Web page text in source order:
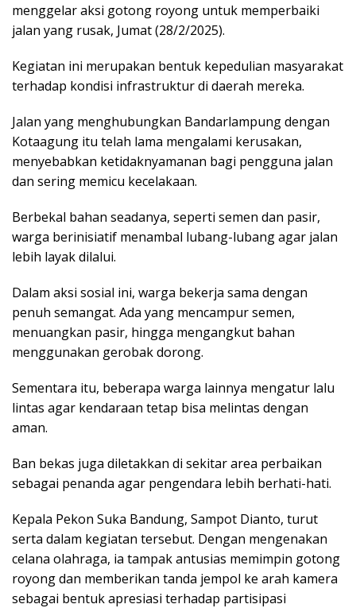
menggelar aksi gotong royong untuk memperbaiki
jalan yang rusak, Jumat (28/2/2025).
Kegiatan ini merupakan bentuk kepedulian masyarakat
terhadap kondisi infrastruktur di daerah mereka.
Jalan yang menghubungkan Bandarlampung dengan
Kotaagung itu telah lama mengalami kerusakan,
menyebabkan ketidaknyamanan bagi pengguna jalan
dan sering memicu kecelakaan.
Berbekal bahan seadanya, seperti semen dan pasir,
warga berinisiatif menambal lubang-lubang agar jalan
lebih layak dilalui.
Dalam aksi sosial ini, warga bekerja sama dengan
penuh semangat. Ada yang mencampur semen,
menuangkan pasir, hingga mengangkut bahan
menggunakan gerobak dorong.
Sementara itu, beberapa warga lainnya mengatur lalu
lintas agar kendaraan tetap bisa melintas dengan
aman.
Ban bekas juga diletakkan di sekitar area perbaikan
sebagai penanda agar pengendara lebih berhati-hati.
Kepala Pekon Suka Bandung, Sampot Dianto, turut
serta dalam kegiatan tersebut. Dengan mengenakan
celana olahraga, ia tampak antusias memimpin gotong
royong dan memberikan tanda jempol ke arah kamera
sebagai bentuk apresiasi terhadap partisipasi